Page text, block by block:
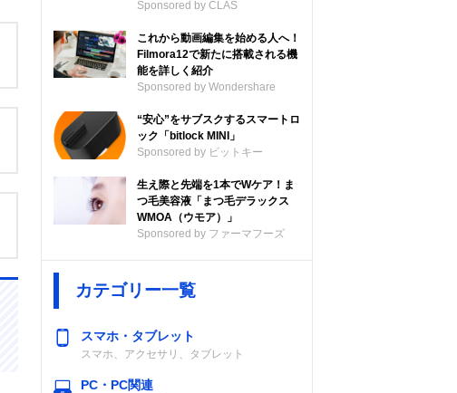
Sponsored by CLAS
これから動画編集を始める人へ！
Filmora12で新たに搭載される機
能を詳しく紹介
Sponsored by Wondershare
“安心”をサブスクするスマートロ
ック「bitlock MINI」
Sponsored by ビットキー
生え際と先端を1本でWケア！ま
つ毛美容液「まつ毛デラックス
WMOA（ウモア）」
Sponsored by ファーマフーズ
カテゴリー一覧
スマホ・タブレット
スマホ、アクセサリ、タブレット
PC・PC関連